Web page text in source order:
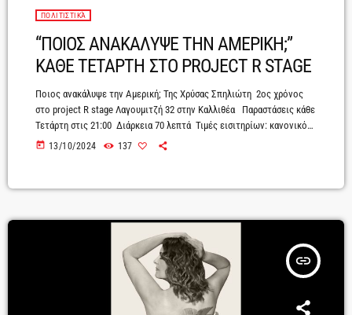
ΠΟΛΙΤΙΣΤΙΚΆ
“ΠΟΙΟΣ ΑΝΑΚΑΛΥΨΕ ΤΗΝ ΑΜΕΡΙΚΗ;”
ΚΑΘΕ ΤΕΤΑΡΤΗ ΣΤΟ PROJECT R STAGE
Ποιος ανακάλυψε την Αμερική; Της Χρύσας Σπηλιώτη 2ος χρόνος
στο project R stage Λαγουμιτζή 32 στην Καλλιθέα Παραστάσεις κάθε
Τετάρτη στις 21:00 Διάρκεια 70 λεπτά Τιμές εισιτηρίων: κανονικό
10€ - ατέλειες 5€ Τηλέφωνο κρατήσεων θέσεων: 211-1110055 Η
Μουκούλη Σκηνοθεσία Κώστας Ανταλόπουλος Σκηνικά Αγγελική
Γεωργία Γκουρομπίνου Μουσική επιμέλεια […]
today 13/10/2024 137
insert_link